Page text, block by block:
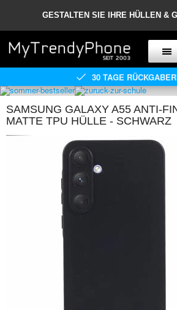
GESTALTEN SIE IHRE HÜLLEN &
30 TAGE
SAMSUNG GALAXY A55 ANTI-
MATTE TPU HÜLLE - SCHWARZ